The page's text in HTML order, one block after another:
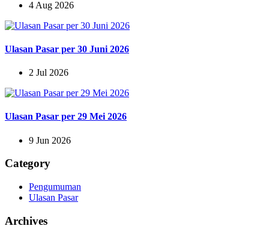
4 Aug 2026
Ulasan Pasar per 30 Juni 2026
2 Jul 2026
Ulasan Pasar per 29 Mei 2026
9 Jun 2026
Category
Pengumuman
Ulasan Pasar
Archives